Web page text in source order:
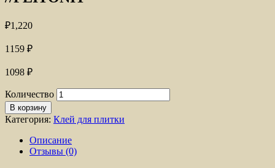
₽1,220
1159 ₽
1098 ₽
Количество
В корзину
Категория: Клей для плитки
Описание
Отзывы (0)